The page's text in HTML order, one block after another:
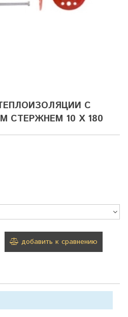
С
СТЕРЖНЕМ 10 Х 180
добавить к сравнению